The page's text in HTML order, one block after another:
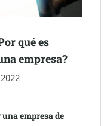
qué es
empresa?
empresa de